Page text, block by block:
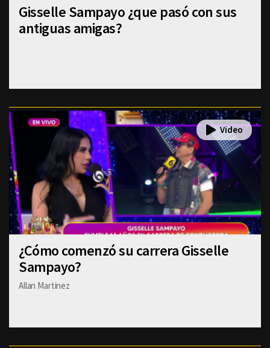
Gisselle Sampayo ¿que pasó con sus
antiguas amigas?
¿Cómo comenzó su carrera Gisselle
Sampayo?
Allan Martinez